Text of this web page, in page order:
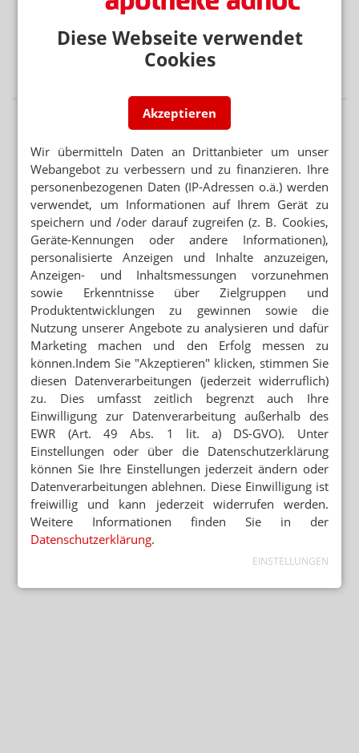
Diese Webseite verwendet
Cookies
Akzeptieren
Wir übermitteln Daten an Drittanbieter um unser
Webangebot zu verbessern und zu finanzieren. Ihre
personenbezogenen Daten (IP-Adressen o.ä.) werden
verwendet, um Informationen auf Ihrem Gerät zu
speichern und /oder darauf zugreifen (z. B. Cookies,
Geräte-Kennungen oder andere Informationen),
personalisierte Anzeigen und Inhalte anzuzeigen,
Anzeigen- und Inhaltsmessungen vorzunehmen
sowie Erkenntnisse über Zielgruppen und
Produktentwicklungen zu gewinnen sowie die
Nutzung unserer Angebote zu analysieren und dafür
Marketing machen und den Erfolg messen zu
können.Indem Sie "Akzeptieren" klicken, stimmen Sie
diesen Datenverarbeitungen (jederzeit widerruflich)
zu. Dies umfasst zeitlich begrenzt auch Ihre
Einwilligung zur Datenverarbeitung außerhalb des
EWR (Art. 49 Abs. 1 lit. a) DS-GVO). Unter
Einstellungen oder über die Datenschutzerklärung
können Sie Ihre Einstellungen jederzeit ändern oder
Datenverarbeitungen ablehnen. Diese Einwilligung ist
freiwillig und kann jederzeit widerrufen werden.
Weitere Informationen finden Sie in der
Datenschutzerklärung.
EINSTELLUNGEN
BEISSENDE SPINNENTIER-LARVEN
SONNENBRANDTIMER UND UV-INDEX
Hautkrebs: Prävention per App